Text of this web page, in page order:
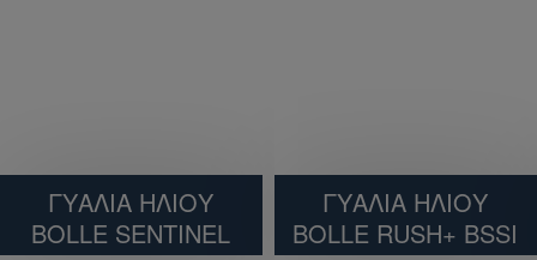
ΣΚΕΛΕΤΌΣ & ΦΑΚΟΊ
Προδιαγραφές Κατασκευής
ΓΥΑΛΙΑ ΗΛΙΟΥ
BOLLE SENTINEL
ΓΥΑΛΙΑ ΗΛΙΟΥ
BOLLE RUSH+ BSSI